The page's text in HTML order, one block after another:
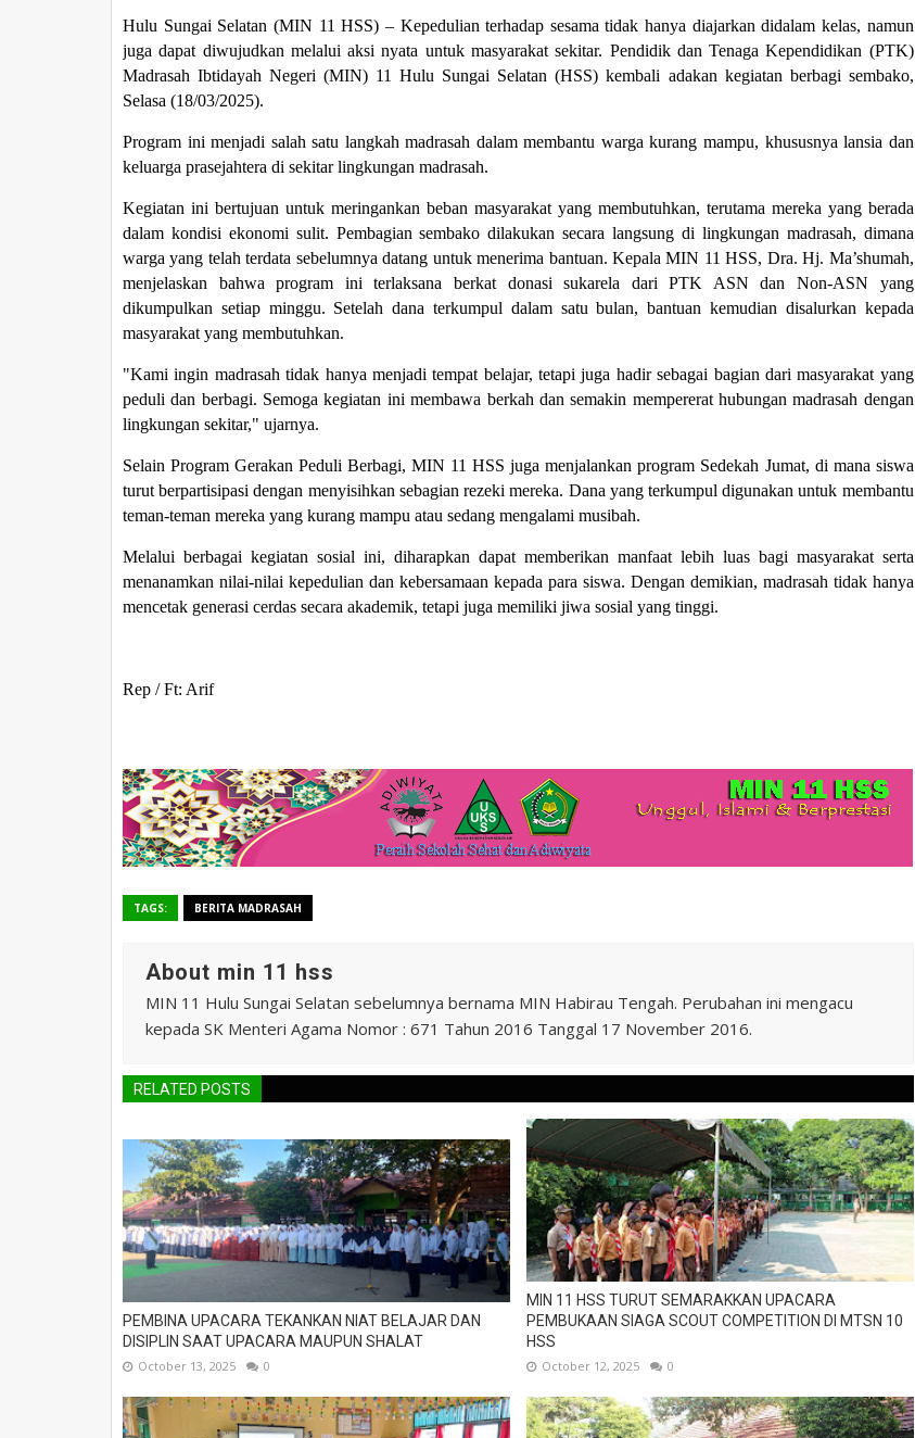
Hulu Sungai Selatan (MIN 11 HSS) – Kepedulian terhadap sesama tidak hanya diajarkan didalam kelas, namun
juga dapat diwujudkan melalui aksi nyata untuk masyarakat sekitar. Pendidik dan Tenaga Kependidikan (PTK)
Madrasah Ibtidayah Negeri (MIN) 11 Hulu Sungai Selatan (HSS) kembali adakan kegiatan berbagi sembako,
Selasa (18/03/2025).
Program ini menjadi salah satu langkah madrasah dalam membantu warga kurang mampu, khususnya lansia dan
keluarga prasejahtera di sekitar lingkungan madrasah.
Kegiatan ini bertujuan untuk meringankan beban masyarakat yang membutuhkan, terutama mereka yang berada
dalam kondisi ekonomi sulit. Pembagian sembako dilakukan secara langsung di lingkungan madrasah, dimana
warga yang telah terdata sebelumnya datang untuk menerima bantuan. Kepala MIN 11 HSS, Dra. Hj. Ma’shumah,
menjelaskan bahwa program ini terlaksana berkat donasi sukarela dari PTK ASN dan Non-ASN yang
dikumpulkan setiap minggu. Setelah dana terkumpul dalam satu bulan, bantuan kemudian disalurkan kepada
masyarakat yang membutuhkan.
"Kami ingin madrasah tidak hanya menjadi tempat belajar, tetapi juga hadir sebagai bagian dari masyarakat yang
peduli dan berbagi. Semoga kegiatan ini membawa berkah dan semakin mempererat hubungan madrasah dengan
lingkungan sekitar," ujarnya.
Selain Program Gerakan Peduli Berbagi, MIN 11 HSS juga menjalankan program Sedekah Jumat, di mana siswa
turut berpartisipasi dengan menyisihkan sebagian rezeki mereka. Dana yang terkumpul digunakan untuk membantu
teman-teman mereka yang kurang mampu atau sedang mengalami musibah.
Melalui berbagai kegiatan sosial ini, diharapkan dapat memberikan manfaat lebih luas bagi masyarakat serta
menanamkan nilai-nilai kepedulian dan kebersamaan kepada para siswa. Dengan demikian, madrasah tidak hanya
mencetak generasi cerdas secara akademik, tetapi juga memiliki jiwa sosial yang tinggi.
Rep / Ft: Arif
TAGS: BERITA MADRASAH
About min 11 hss
MIN 11 Hulu Sungai Selatan sebelumnya bernama MIN Habirau Tengah. Perubahan ini mengacu
kepada SK Menteri Agama Nomor : 671 Tahun 2016 Tanggal 17 November 2016.
RELATED POSTS
PEMBINA UPACARA TEKANKAN NIAT BELAJAR DAN
DISIPLIN SAAT UPACARA MAUPUN SHALAT
October 13, 2025 0
MIN 11 HSS TURUT SEMARAKKAN UPACARA
PEMBUKAAN SIAGA SCOUT COMPETITION DI MTSN 10
HSS
October 12, 2025 0